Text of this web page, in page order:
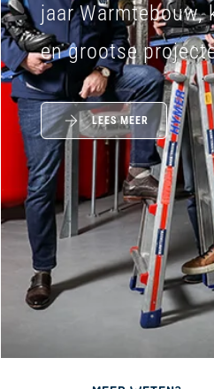
jaar Warmtebouw,
en grootse
LEES MEER